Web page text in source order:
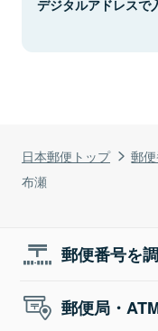
日本郵便トップ 郵
布瀬
デジタルアドレスで
郵便番号を
郵便局・